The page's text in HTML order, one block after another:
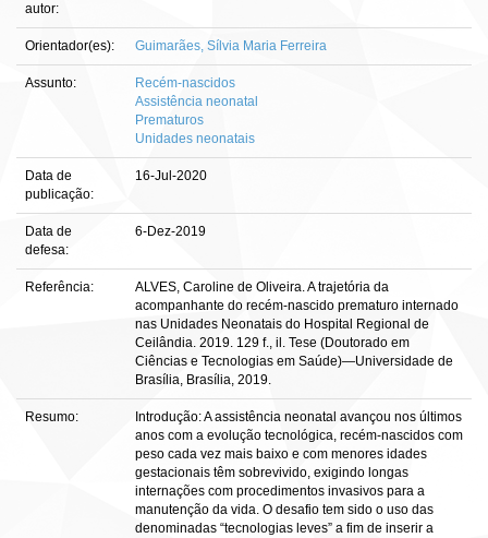
autor:
Orientador(es): Guimarães, Sílvia Maria Ferreira
Assunto:
Recém-nascidos
Assistência neonatal
Prematuros
Unidades neonatais
Data de
publicação:
16-Jul-2020
Data de
defesa:
6-Dez-2019
Referência:
ALVES, Caroline de Oliveira. A trajetória da
acompanhante do recém-nascido prematuro internado
nas Unidades Neonatais do Hospital Regional de
Ceilândia. 2019. 129 f., il. Tese (Doutorado em
Ciências e Tecnologias em Saúde)—Universidade de
Brasília, Brasília, 2019.
Resumo:
Introdução: A assistência neonatal avançou nos últimos
anos com a evolução tecnológica, recém-nascidos com
peso cada vez mais baixo e com menores idades
gestacionais têm sobrevivido, exigindo longas
internações com procedimentos invasivos para a
manutenção da vida. O desafio tem sido o uso das
denominadas “tecnologias leves” a fim de inserir a